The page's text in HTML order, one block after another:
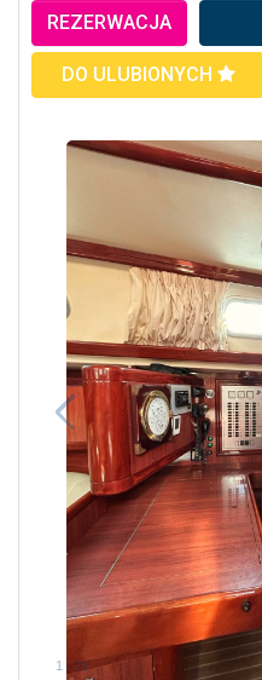
REZERWACJA
DO ULUBIONYCH
1 / 28